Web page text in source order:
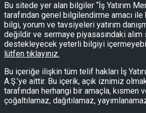
Güncelleme
Şirket Raporu: Türk Havayolları-
Bu sitede yer alan bilgiler “İş Yatırım
tarafından genel bilgilendirme amacı ile
bilgi, yorum ve tavsiyeleri yatırım
değildir ve sermaye piyasasındaki alım
destekleyecek yeterli bilgiyi
lütfen tıklayınız.
Bu içeriğe ilişkin tüm telif hakları İş
A.Ş.’ye aittir. Bu içerik, açık iznimiz
tarafından herhangi bir amaçla, kısmen
çoğaltılamaz, dağıtılamaz,